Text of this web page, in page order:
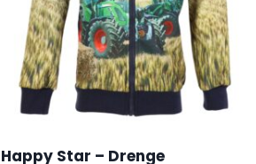
Happy Star – Drenge